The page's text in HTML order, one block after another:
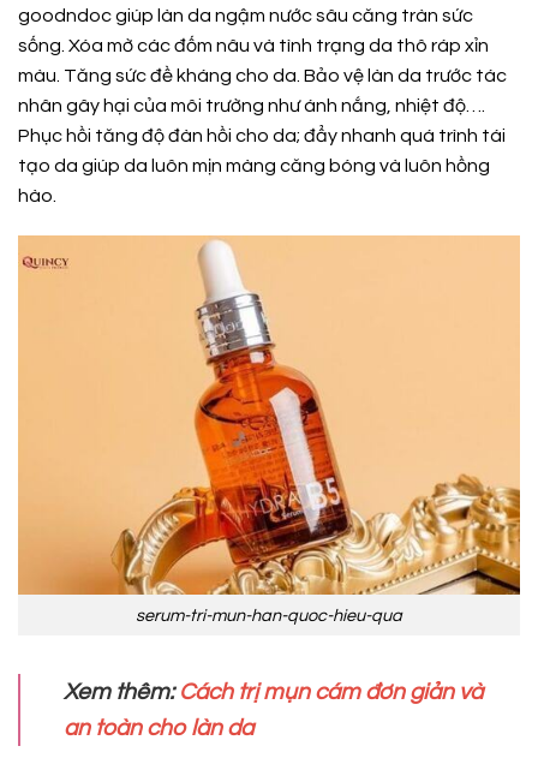
goodndoc giúp làn da ngậm nước sâu căng tràn sức
sống. Xóa mờ các đốm nâu và tình trạng da thô ráp xỉn
màu. Tăng sức đề kháng cho da. Bảo vệ làn da trước tác
nhân gây hại của môi trường như ánh nắng, nhiệt độ….
Phục hồi tăng độ đàn hồi cho da; đẩy nhanh quá trình tái
tạo da giúp da luôn mịn màng căng bóng và luôn hồng
hào.
serum-tri-mun-han-quoc-hieu-qua
Xem thêm: Cách trị mụn cám đơn giản và
an toàn cho làn da